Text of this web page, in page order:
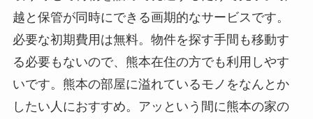
越と保管が同時にできる画期的なサービスです。
必要な初期費用は無料。物件を探す手間も移動す
る必要もないので、熊本在住の方でも利用しやす
いです。熊本の部屋に溢れているモノをなんとか
したい人におすすめ。アッという間に熊本の家の